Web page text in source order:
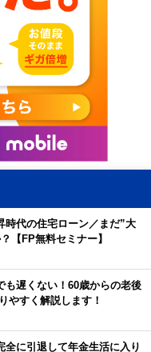
時代の住宅ローン／まだ”大
【FP無料セミナー】
も遅くない！60歳からの老後
やすく解説します！
全に引退して年金生活に入り